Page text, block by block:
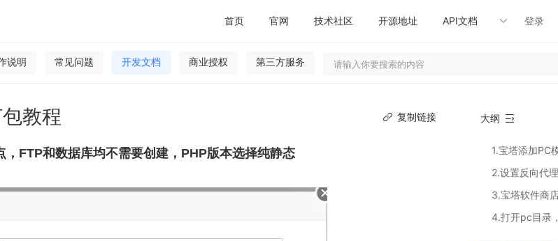
首页 官网 技术社区 开源地址 API文档 登录
说明 常见问题 开发文档 商业授权 第三方服务
教程 复制链接
，FTP和数据库均不需要创建，PHP版本选择纯静态
大纲
3.宝塔软件商
4.打开pc目录